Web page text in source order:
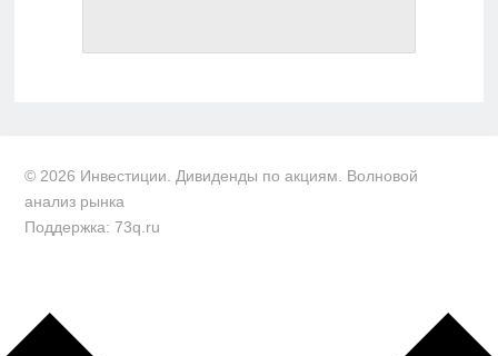
© 2026 Инвестиции. Дивиденды по акциям. Волновой
анализ рынка
Поддержка: 73q.ru